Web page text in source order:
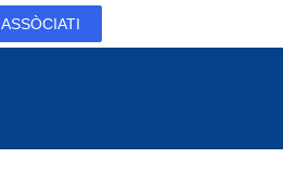
ASSÒCIATI